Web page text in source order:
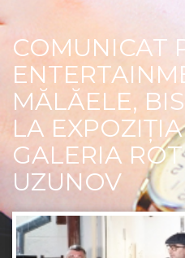
COMUNICAT
MĂLĂELE,
LA
GALERIA
UZUNOV